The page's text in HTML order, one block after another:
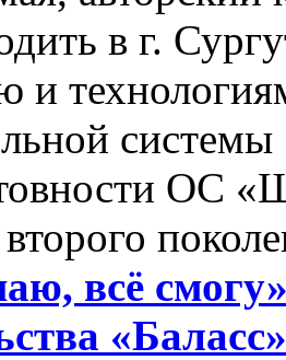
в г.
и
ОС
всё
«Баласс»